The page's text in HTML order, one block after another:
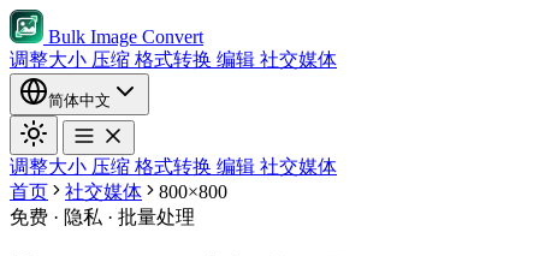
Bulk Image Convert
调整大小 压缩 格式转换 编辑 社交媒体
简体中文
调整大小 压缩 格式转换 编辑 社交媒体
首页
社交媒体
800×800
免费 · 隐私 · 批量处理